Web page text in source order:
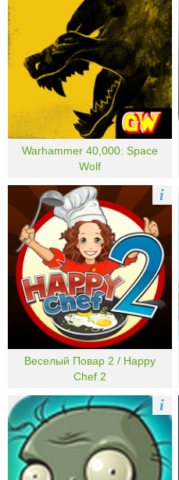
Warhammer 40,000: Space
Wolf
Веселый Повар 2 / Happy
Chef 2
i
i